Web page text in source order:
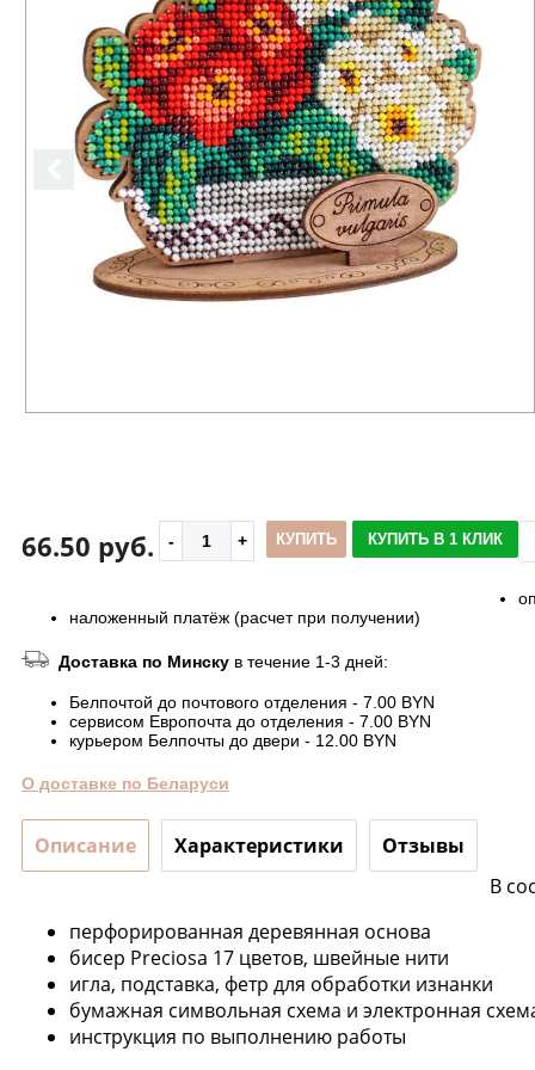
66.50 руб. КУПИТЬ КУПИТЬ В 1 КЛИК
наложенный платёж (расчет при получении)
Доставка по Минску в течение 1-3 дней:
Белпочтой до почтового отделения - 7.00 BYN
сервисом Европочта до отделения - 7.00 BYN
курьером Белпочты до двери - 12.00 BYN
О доставке по Беларуси
Описание Характеристики
Отзывы
В
перфорированная деревянная основа
бисер Preciosa 17 цветов, швейные нити
игла, подставка, фетр для обработки изнанки
бумажная символьная схема и электронная
инструкция по выполнению работы